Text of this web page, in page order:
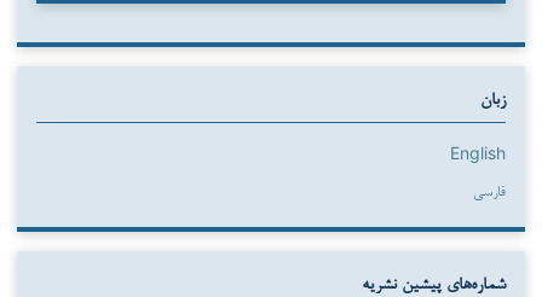
زبان
English
فارسی
شماره‌های پیشین نشریه